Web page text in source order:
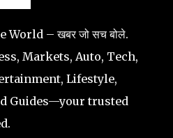
– खबर जो सच बोले.
Markets, Auto, Tech,
Lifestyle,
Guides—your trusted